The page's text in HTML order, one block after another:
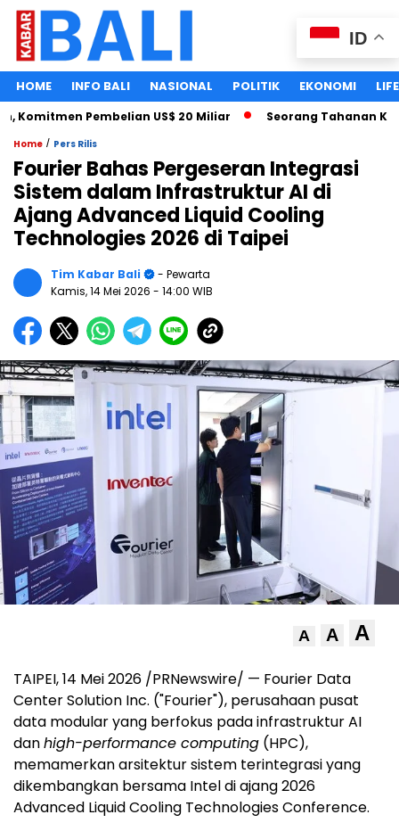
HOME INFO BALI NASIONAL POLITIK EKONOMI
Pembelian US$ 20 Miliar Seorang Tahanan Kasus
Home / Pers Rilis
Fourier Bahas Pergeseran Integrasi
Sistem dalam Infrastruktur AI di
Ajang Advanced Liquid Cooling
Technologies 2026 di Taipei
Tim Kabar Bali
- Pewarta
Kamis, 14 Mei 2026 - 14:00 WIB
A A A
TAIPEI, 14 Mei 2026 /PRNewswire/ — Fourier Data
Center Solution Inc. ("Fourier"), perusahaan pusat
data modular yang berfokus pada infrastruktur AI
danhigh-performance computing (HPC),
memamerkan arsitektur sistem terintegrasi yang
dikembangkan bersama Intel di ajang 2026
Advanced Liquid Cooling Technologies Conference.
ID